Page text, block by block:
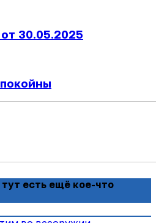
30.05.2025
есть ещё кое-что